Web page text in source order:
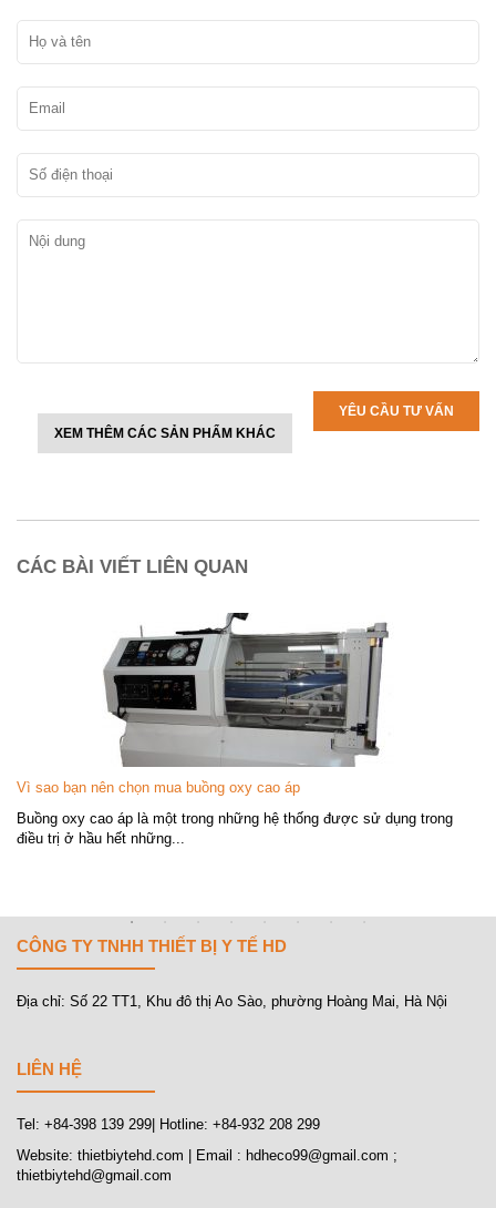
XEM THÊM CÁC SẢN PHẨM KHÁC
CÁC BÀI VIẾT LIÊN QUAN
Vì sao bạn nên chọn mua buồng oxy cao áp
Buồng oxy cao áp là một trong những hệ thống được sử dụng trong
điều trị ở hầu hết những...
CÔNG TY TNHH THIẾT BỊ Y TẾ HD
Địa chỉ: Số 22 TT1, Khu đô thị Ao Sào, phường Hoàng Mai, Hà Nội
LIÊN HỆ
Tel: +84-398 139 299| Hotline: +84-932 208 299
Website: thietbiytehd.com | Email : hdheco99@gmail.com ;
thietbiytehd@gmail.com